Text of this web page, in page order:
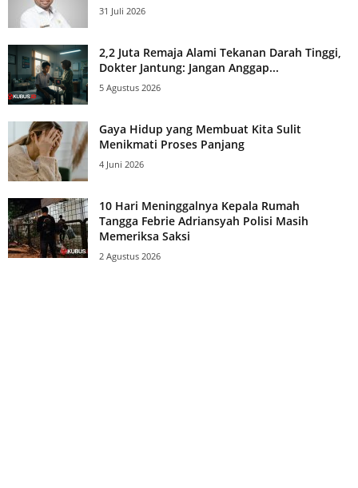
31 Juli 2026
2,2 Juta Remaja Alami Tekanan Darah Tinggi,
Dokter Jantung: Jangan Anggap...
5 Agustus 2026
Gaya Hidup yang Membuat Kita Sulit
Menikmati Proses Panjang
4 Juni 2026
10 Hari Meninggalnya Kepala Rumah
Tangga Febrie Adriansyah Polisi Masih
Memeriksa Saksi
2 Agustus 2026